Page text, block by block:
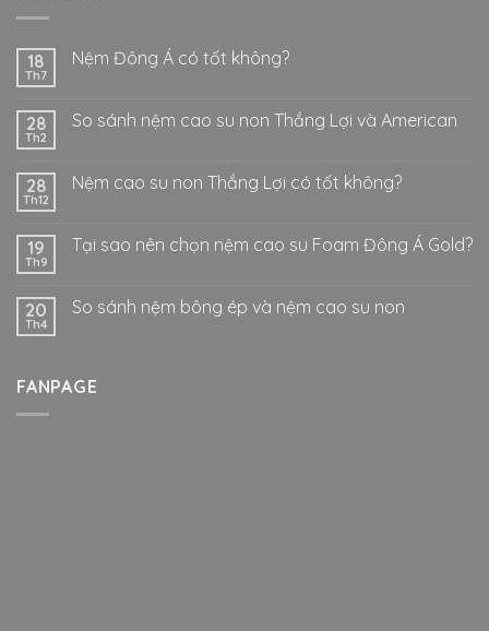
18
Th7
Nệm Đông Á có tốt không?
28
Th2
So sánh nệm cao su non Thắng Lợi và American
28
Th12
Nệm cao su non Thắng Lợi có tốt không?
19
Th9
Tại sao nên chọn nệm cao su Foam Đông Á Gold?
20
Th4
So sánh nệm bông ép và nệm cao su non
FANPAGE